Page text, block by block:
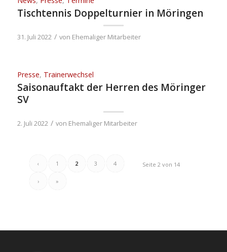
Tischtennis Doppelturnier in Möringen
31. Juli 2022 / von Ehemaliger Mitarbeiter
Presse, Trainerwechsel
Saisonauftakt der Herren des Möringer
SV
2. Juli 2022 / von Ehemaliger Mitarbeiter
Seite 2 von 14
‹ 1 2 3 4
› »